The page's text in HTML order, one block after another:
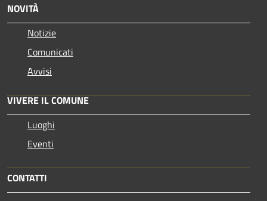
NOVITÀ
Notizie
Comunicati
Avvisi
VIVERE IL COMUNE
Luoghi
Eventi
CONTATTI